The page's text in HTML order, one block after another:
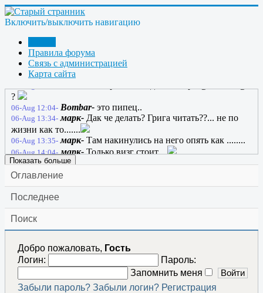
Включить/выключить навигацию
Правила форума
Связь с администрацией
Карта сайта
05-Aug 20:41- anatol130164-А, ну тогда ладно... Этот сайт
будет жить вечно
anatol130164-Жил себе один сайт, и звали его
- Странник-2; и жил он вечно
05-Aug 21:06- марк-
06-Aug 05:30- марк- добро в хату...
06-Aug 08:43- марк-
?
06-Aug 12:04- Bombar- это пипец..
06-Aug 13:34- марк- Дак че делать? Грига читать??... не по
жизни как то.......
06-Aug 13:35- марк- Там накинулись на него опять как ........
06-Aug 14:04- марк-Только визг стоит....
Показать больше
Оглавление
Последнее
Поиск
Добро пожаловать, Гость
Логин:
Пароль:
Запомнить меня
Забыли пароль? Забыли логин? Регистрация